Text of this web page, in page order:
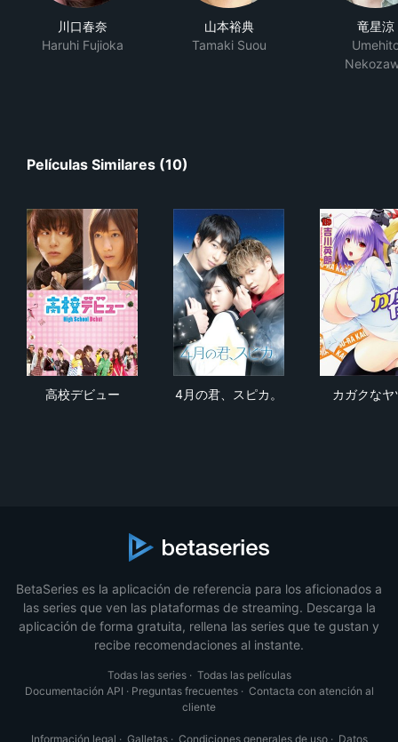
川口春奈
Haruhi Fujioka
山本裕典
Tamaki Suou
竜星涼
Películas Similares (10)
高校デビュー 4月の君、スピカ。 カガクなヤ
BetaSeries es la aplicación de referencia para los aficionados a
las series que ven las plataformas de streaming. Descarga la
aplicación de forma gratuita, rellena las series que te gustan y
recibe recomendaciones al instante.
Todas las series· Todas las películas
Documentación API · Preguntas frecuentes· Contacta con atención al
cliente
Información legal · Galletas· Condiciones generales de uso· Datos